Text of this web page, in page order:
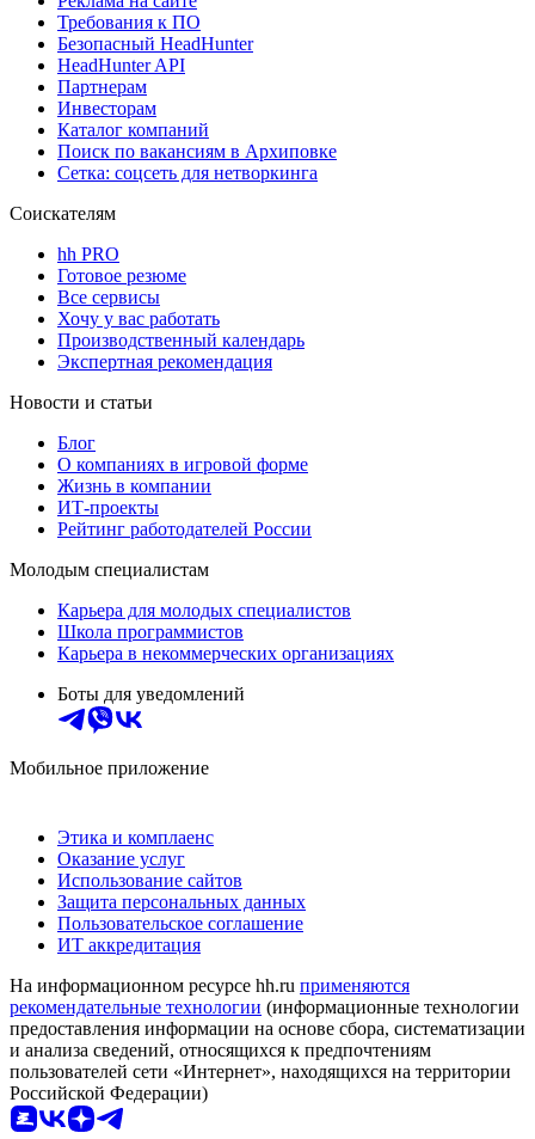
Требования к ПО
Безопасный HeadHunter
HeadHunter API
Партнерам
Инвесторам
Каталог компаний
Поиск по вакансиям в Архиповке
Сетка: соцсеть для нетворкинга
Соискателям
hh PRO
Готовое резюме
Все сервисы
Хочу у вас работать
Производственный календарь
Экспертная рекомендация
Новости и статьи
Блог
О компаниях в игровой форме
Жизнь в компании
ИТ-проекты
Рейтинг работодателей России
Молодым специалистам
Карьера для молодых специалистов
Школа программистов
Карьера в некоммерческих организациях
Боты для уведомлений
Мобильное приложение
Этика и комплаенс
Оказание услуг
Использование сайтов
Защита персональных данных
Пользовательское соглашение
ИТ аккредитация
На информационном ресурсе hh.ru применяются
рекомендательные технологии (информационные технологии
предоставления информации на основе сбора, систематизации
и анализа сведений, относящихся к предпочтениям
пользователей сети «Интернет», находящихся на территории
Российской Федерации)